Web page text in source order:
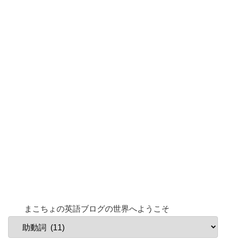
まこちょの英語ブログの世界へようこそ